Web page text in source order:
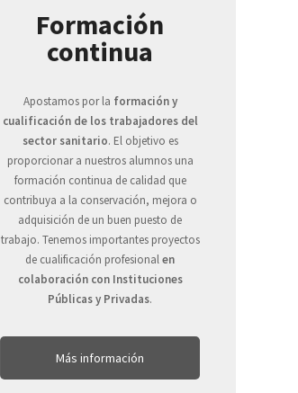
Formación
continua
Apostamos por la formación y
cualificación de los trabajadores del
sector sanitario. El objetivo es
proporcionar a nuestros alumnos una
formación continua de calidad que
contribuya a la conservación, mejora o
adquisición de un buen puesto de
trabajo. Tenemos importantes proyectos
de cualificación profesionalen
colaboración con Instituciones
Públicas y Privadas.
Más información